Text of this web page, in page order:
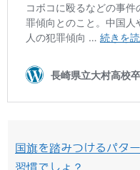
国旗を踏みつけるパタ